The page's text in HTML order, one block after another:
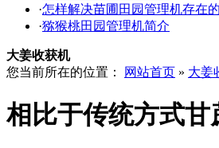
·怎样解决苗圃田园管理机存在的
·猕猴桃田园管理机简介
大姜收获机
您当前所在的位置：
网站首页 » 大姜
相比于传统方式